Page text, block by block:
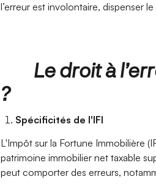
l’erreur est involontaire, dispenser
Le droit à
?
Spécificités de l'IFI
L'Impôt sur la Fortune Immobilière
patrimoine immobilier net taxable
peut comporter des erreurs,